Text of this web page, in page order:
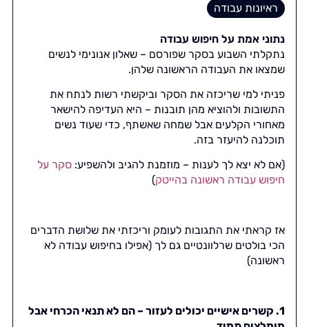
ראיונות עבודה
נתוני אמת על חיפוש עבודה
נתקלתי השבוע בסקר שפורסם – שאלון אנונימי לנשים
שמצאו את העבודה הראשונה שלהן.
פניתי למי שריכזה את הסקר וביקשתי רשות לנתח את
התשובות ולהוציא מהן תובנות – היא העדיפה להישאר
מאחורי הקלעים אבל שמחה שאשתף, כדי שעוד נשים
תוכלנה להיעזר בזה.
(אם לא יצא לך לענות – מוזמנת להגיב ולהשפיע: סקר על
חיפוש עבודה ראשונה בהייטק)
אז קראתי את התגובות לעומק וריכזתי את שלושת הדברים
הכי בולטים שרלוונטיים גם לך (אפילו בחיפוש עבודה לא
ראשונה)
1. קשרים אישיים יכולים לעזור – הם לא תנאי הכרחי אבל